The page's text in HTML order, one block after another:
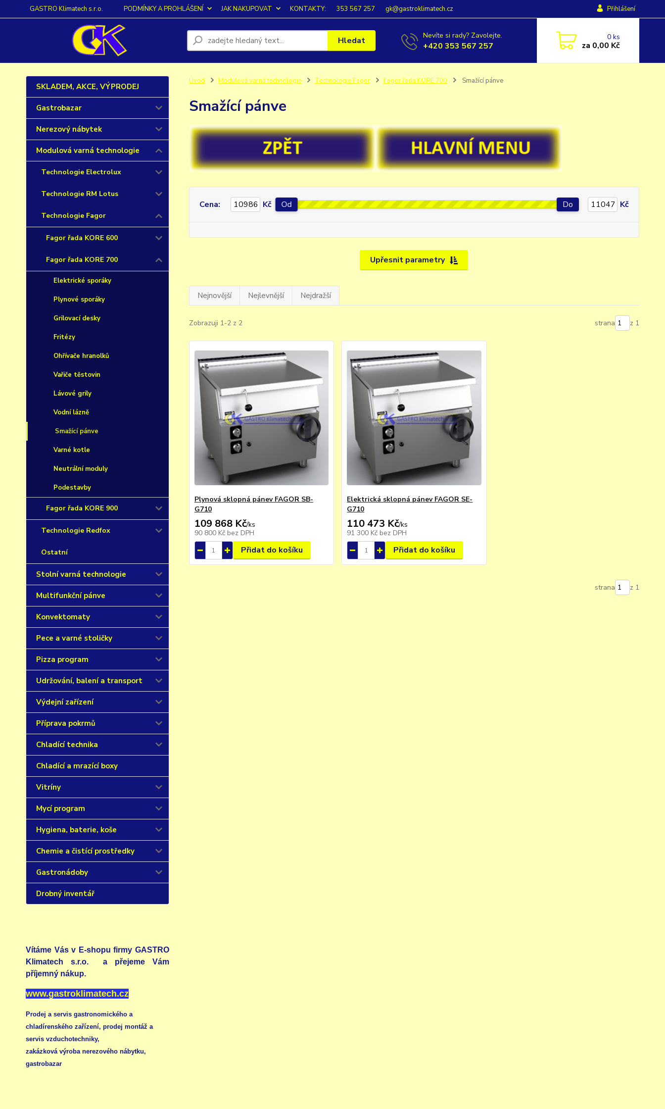
GASTRO Klimatech s.r.o. PODMÍNKY A PROHLÁŠENÍ JAK NAKUPOVAT KONTAKTY: 353 567 257 gk@gastroklimatech.cz Přihlášení
Hledat Nevíte si rady? Zavolejte.
+420 353 567 257
0ks
za 0,00 Kč
SKLADEM, AKCE, VÝPRODEJ
Gastrobazar
Nerezový nábytek
Modulová varná technologie
Technologie Electrolux
Technologie RM Lotus
Technologie Fagor
Fagor řada KORE 600
Fagor řada KORE 700
Elektrické sporáky
Plynové sporáky
Grilovací desky
Fritézy
Ohřívače hranolků
Vařiče těstovin
Lávové grily
Vodní lázně
Smažící pánve
Varné kotle
Neutrální moduly
Podestavby
Fagor řada KORE 900
Technologie Redfox
Ostatní
Stolní varná technologie
Multifunkční pánve
Konvektomaty
Pece a varné stoličky
Pizza program
Udržování, balení a transport
Výdejní zařízení
Příprava pokrmů
Chladící technika
Chladící a mrazící boxy
Vitríny
Mycí program
Hygiena, baterie, koše
Chemie a čistící prostředky
Gastronádoby
Drobný inventář
Vítáme Vás v E-shopu firmy GASTRO
Klimatech s.r.o. a přejeme Vám
příjemný nákup.
www.gastroklimatech.cz
Prodej a servis gastronomického a
chladírenského zařízení, prodej montáž a
servis vzduchotechniky,
zakázková výroba nerezového nábytku,
gastrobazar
Úvod Modulová varná technologie Technologie Fagor Fagor řada KORE 700 Smažící pánve
Smažící pánve
Upřesnit parametry
Cena: Kč Od Do Kč
Nejnovější Nejlevnější Nejdražší
Zobrazuji 1-2 z 2 strana z 1
Plynová sklopná pánev FAGOR SB-
G710
109 868 Kč/ks
90 800 Kč bez DPH
Přidat do košíku
Elektrická sklopná pánev FAGOR SE-
G710
110 473 Kč/ks
91 300 Kč bez DPH
Přidat do košíku
strana z 1